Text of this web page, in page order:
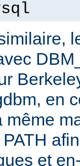
en
même
et